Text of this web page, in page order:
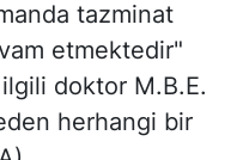
tazminat
etmektedir"
doktor M.B.E.
herhangi bir